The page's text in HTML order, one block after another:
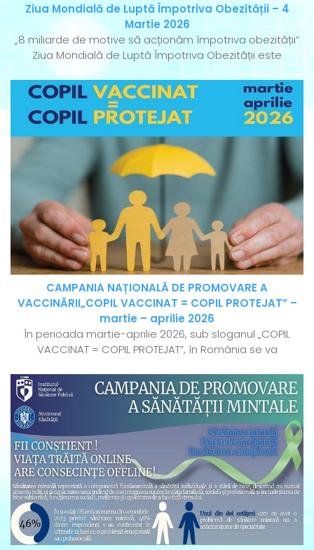
Ziua Mondială de Luptă Împotriva Obezității – 4
Martie 2026
„8 miliarde de motive să acționăm împotriva obezității”
Ziua Mondială de Luptă Împotriva Obezității este
CAMPANIA NAȚIONALĂ DE PROMOVARE A
VACCINĂRII„COPIL VACCINAT = COPIL PROTEJAT” –
martie – aprilie 2026
În perioada martie-aprilie 2026, sub sloganul „COPIL
VACCINAT = COPIL PROTEJAT”, în România se va